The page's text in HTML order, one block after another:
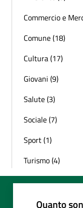
Commercio e
Comune (18)
Cultura (17)
Giovani (9)
Salute (3)
Sociale (7)
Sport (1)
Turismo (4)
Quanto